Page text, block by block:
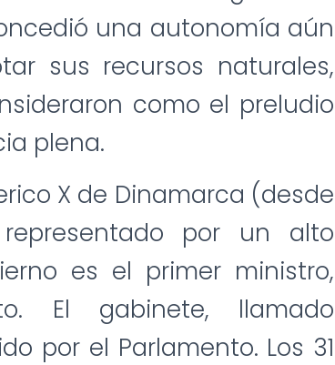
una autonomía aún
sus recursos naturales,
como el preludio
plena.
X de Dinamarca (desde
por un alto
es el primer ministro,
El gabinete, llamado
por el Parlamento. Los 31